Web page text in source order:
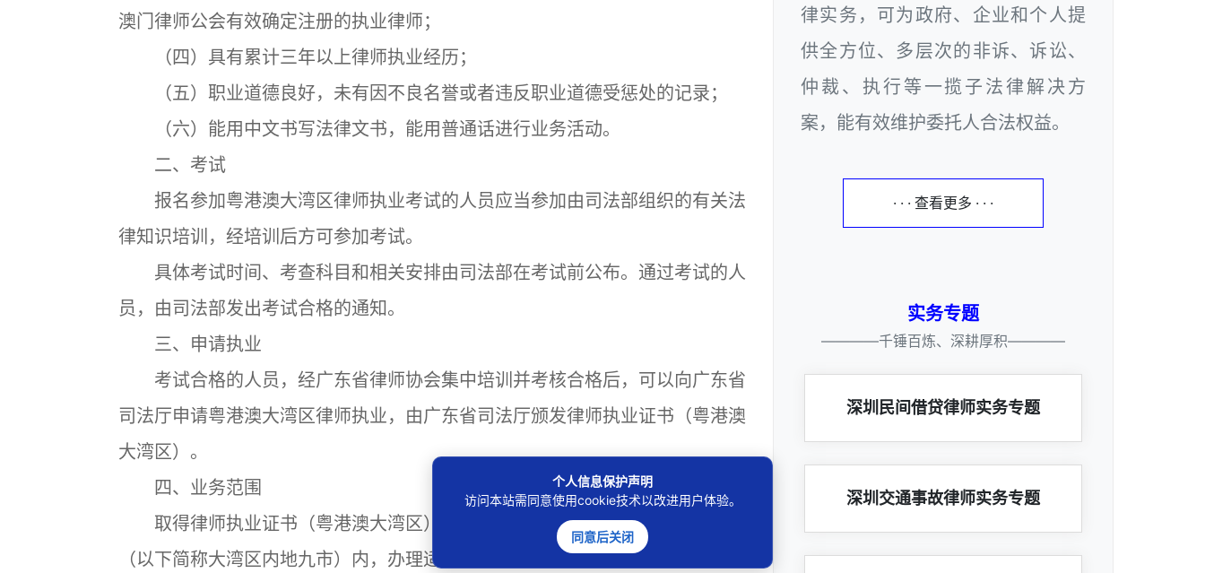
澳门律师公会有效确定注册的执业律师；
（四）具有累计三年以上律师执业经历；
（五）职业道德良好，未有因不良名誉或者违反职业道德受惩处的记录；
（六）能用中文书写法律文书，能用普通话进行业务活动。
二、考试
报名参加粤港澳大湾区律师执业考试的人员应当参加由司法部组织的有关法
律知识培训，经培训后方可参加考试。
具体考试时间、考查科目和相关安排由司法部在考试前公布。通过考试的人
员，由司法部发出考试合格的通知。
三、申请执业
考试合格的人员，经广东省律师协会集中培训并考核合格后，可以向广东省
司法厅申请粤港澳大湾区律师执业，由广东省司法厅颁发律师执业证书（粤港澳
大湾区）。
四、业务范围
取得律师执业证书（粤港澳大湾区）的人员，可以在粤港澳大湾区内地九市
（以下简称大湾区内地九市）内，办理适用内地法律的部分民商事法律事务（含
律实务，可为政府、企业和个人提
供全方位、多层次的非诉、诉讼、
仲裁、执行等一揽子法律解决方
案，能有效维护委托人合法权益。
· · · 查看更多 · · ·
实务专题
————千锤百炼、深耕厚积————
深圳民间借贷律师实务专题
深圳交通事故律师实务专题
个人信息保护声明
访问本站需同意使用cookie技术以改进用户体验。
同意后关闭